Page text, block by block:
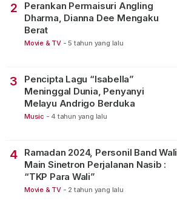
2
Perankan Permaisuri Angling
Dharma, Dianna Dee Mengaku
Berat
Movie & TV - 5 tahun yang lalu
3
Pencipta Lagu “Isabella”
Meninggal Dunia, Penyanyi
Melayu Andrigo Berduka
Music - 4 tahun yang lalu
4
Ramadan 2024, Personil Band Wali
Main Sinetron Perjalanan Nasib :
“TKP Para Wali”
Movie & TV - 2 tahun yang lalu